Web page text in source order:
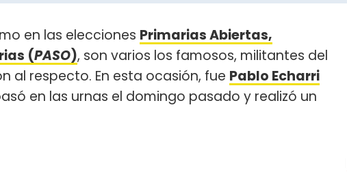
en las elecciones Primarias Abiertas,
(PASO), son varios los famosos, militantes del
al respecto. En esta ocasión, fue Pablo Echarri
en las urnas el domingo pasado y realizó un